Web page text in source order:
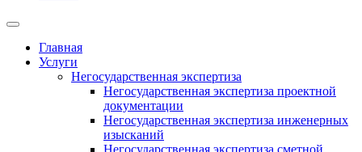
Главная
Услуги
Негосударственная экспертиза
Негосударственная экспертиза проектной
документации
Негосударственная экспертиза инженерных
изысканий
Негосударственная экспертиза сметной